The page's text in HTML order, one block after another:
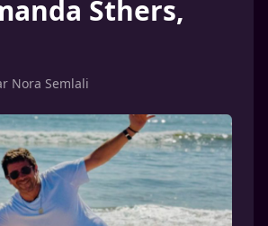
Sthers,
Nora Semlali